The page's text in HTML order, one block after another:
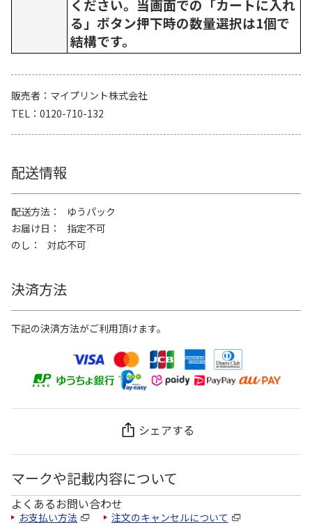
ください。当画面での「カートに入れ
る」ボタン押下時の数量選択は1個で
結構です。
販売者
マイプリント株式会社
TEL
0120-710-132
配送情報
配送方法
ゆうパック
お届け日
指定不可
のし
対応不可
決済方法
下記の決済方法がご利用頂けます。
シェアする
マークや記載内容について
よくあるお問い合わせ
お支払い方法 注文のキャンセルについて